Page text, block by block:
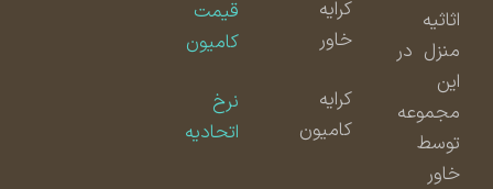
اثاثیه
منزل در
مجموعه
توسط
کامیون
قیمت
کامیون
اتحادیه